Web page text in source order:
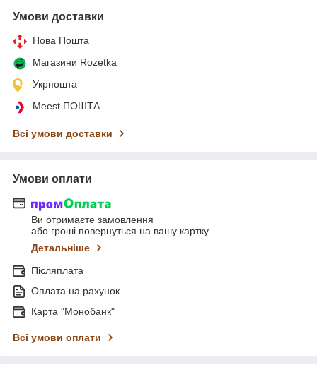
Умови доставки
Нова Пошта
Магазини Rozetka
Укрпошта
Meest ПОШТА
Всі умови доставки
Умови оплати
Ви отримаєте замовлення
або гроші повернуться на вашу картку
Детальніше
Післяплата
Оплата на рахунок
Карта "Монобанк"
Всі умови оплати